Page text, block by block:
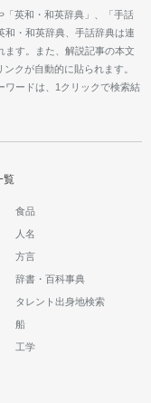
「英和・和英辞典」、「手話
和・和英辞典、手話辞典は連
ます。また、解説記事の本文
クが自動的に貼られます。
ワードは、1クリックで検索結
覧
食品
人名
方言
辞書・百科事典
タレント出身地検索
船
工学